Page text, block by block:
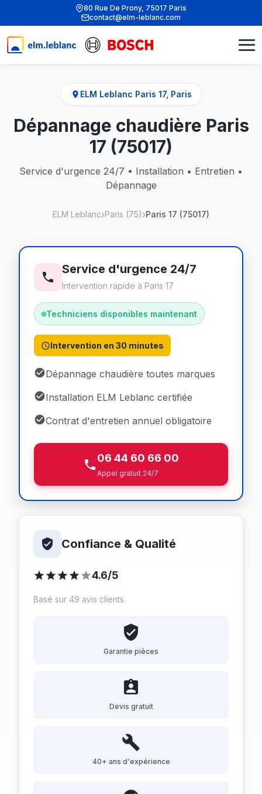
80 Rue De Prony, 75017 Paris
contact@elm-leblanc.com
ELM Leblanc Paris 17, Paris
Dépannage chaudière Paris
17 (75017)
Service d'urgence 24/7 • Installation • Entretien •
Dépannage
ELM Leblanc Paris (75) Paris 17 (75017)
Service d'urgence 24/7
Intervention rapide à Paris 17
Techniciens disponibles maintenant
Intervention en 30 minutes
Dépannage chaudière toutes marques
Installation ELM Leblanc certifiée
Contrat d'entretien annuel obligatoire
06 44 60 66 00
Appel gratuit 24/7
Confiance & Qualité
4.6/5
Basé sur 49 avis clients
Garantie pièces
Devis gratuit
40+ ans d'expérience